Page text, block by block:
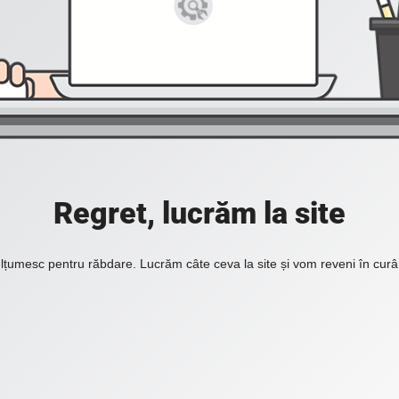
Regret, lucrăm la site
pentru răbdare. Lucrăm câte ceva la site și vom reveni în